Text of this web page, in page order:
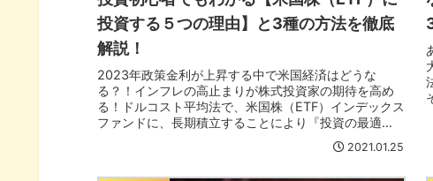
投資する５つの理由】と3種の方法を徹底
解説！
2023年政策金利が上昇する中で米国経済はどうな
る？！インフレの高止まりが株式投資家の期待を高め
る！ドルコスト平均法で、米国株（ETF）インデックス
ファンドに、長期積立することにより『投資の最適
2021.01.25